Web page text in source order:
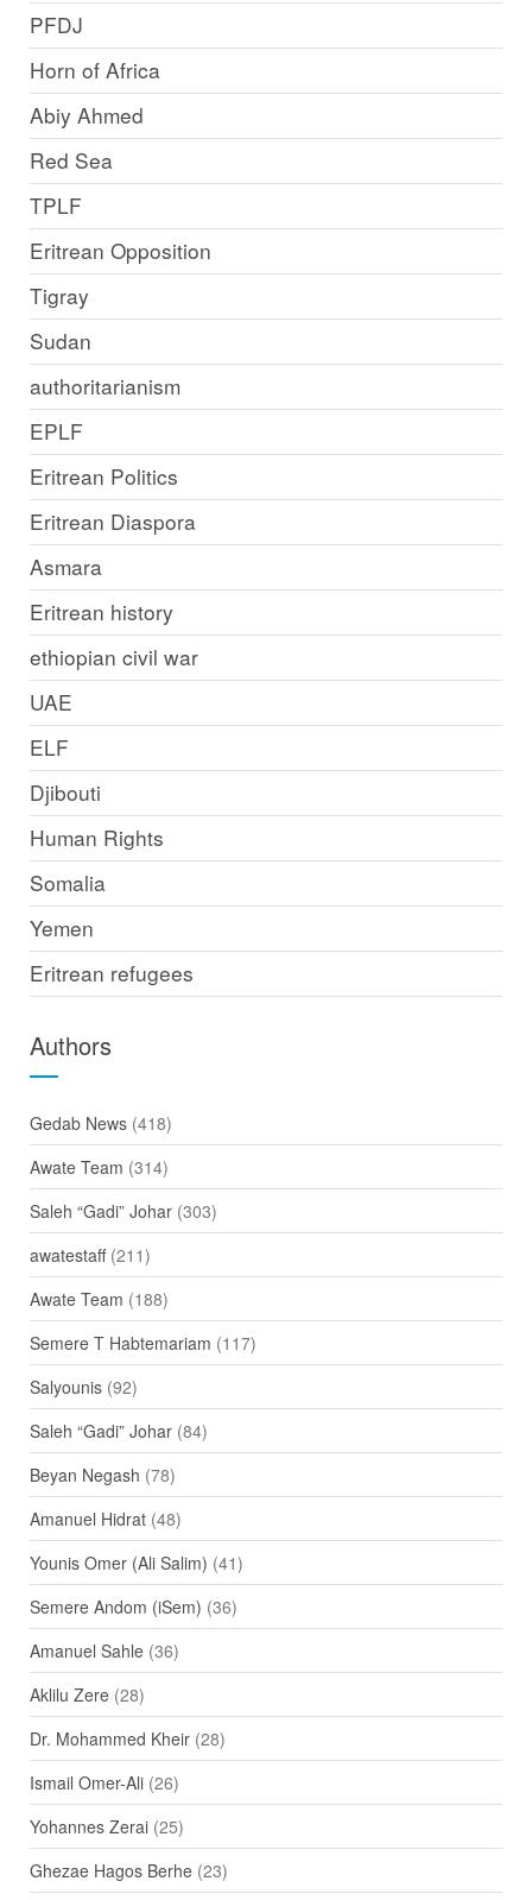
PFDJ
Horn of Africa
Abiy Ahmed
Red Sea
TPLF
Eritrean Opposition
Tigray
Sudan
authoritarianism
EPLF
Eritrean Politics
Eritrean Diaspora
Asmara
Eritrean history
ethiopian civil war
UAE
ELF
Djibouti
Human Rights
Somalia
Yemen
Eritrean refugees
Authors
Gedab News(418)
Awate Team (314)
Saleh “Gadi” Johar(303)
awatestaff(211)
Awate Team (188)
Semere T Habtemariam (117)
Salyounis(92)
Saleh “Gadi” Johar(84)
Beyan Negash (78)
Amanuel Hidrat(48)
Younis Omer (Ali Salim) (41)
Semere Andom (iSem) (36)
Amanuel Sahle(36)
Aklilu Zere(28)
Dr. Mohammed Kheir(28)
Ismail Omer-Ali(26)
Yohannes Zerai(25)
Ghezae Hagos Berhe(23)